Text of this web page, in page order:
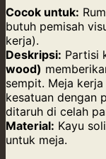
Cocok untuk:
butuh pemisah
kerja).
Deskripsi: Partisi
wood)
sempit. Meja
kesatuan dengan
ditaruh di celah
Material: Kayu
untuk meja.